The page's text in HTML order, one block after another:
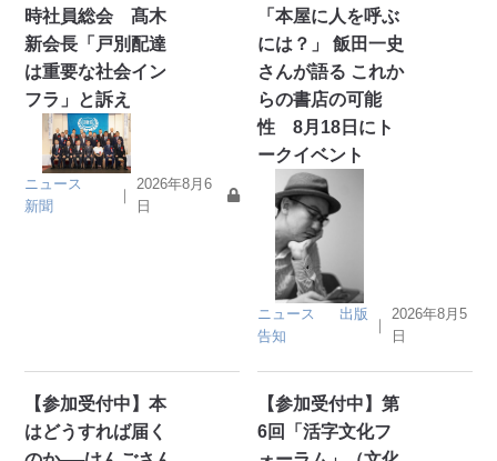
時社員総会 髙木
新会長「戸別配達
は重要な社会イン
フラ」と訴え
ニュース
新聞
｜
2026年8月6
日
「本屋に人を呼ぶ
には？」 飯田一史
さんが語る これか
らの書店の可能
性 8月18日にト
ークイベント
ニュース
出版
告知
｜
2026年8月5
日
【参加受付中】本
はどうすれば届く
【参加受付中】第
6回「活字文化フ